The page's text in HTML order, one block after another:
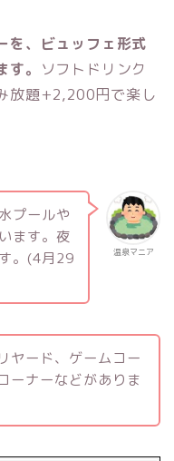
を、ビュッフェ形式
。 ソフトドリンク
放題+2,200円で楽し
温泉マニア
プールや
ます。夜
。(4月29
ヤード、ゲームコー
ーナーなどがありま